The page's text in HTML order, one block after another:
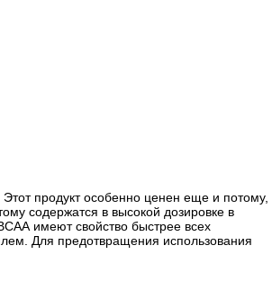
продукт особенно ценен еще и потому,
содержатся в высокой дозировке в
имеют свойство быстрее всех
Для предотвращения использования